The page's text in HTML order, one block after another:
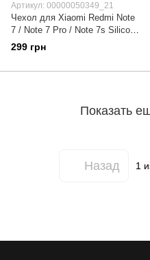
Артикул: 00000050349_21
Чехол для Xiaomi Redmi Note
7 / Note 7 Pro / Note 7s Silicone
Full camera закрытый низ +
защита камеры Розовый / Pink
299 грн
Показать
Назад 1